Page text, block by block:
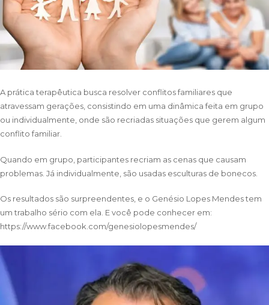
A prática terapêutica busca resolver conflitos familiares que
atravessam gerações, consistindo em uma dinâmica feita em grupo
ou individualmente, onde são recriadas situações que gerem algum
conflito familiar.
Quando em grupo, participantes recriam as cenas que causam
problemas. Já individualmente, são usadas esculturas de bonecos.
Os resultados são surpreendentes, e o Genésio Lopes Mendes tem
um trabalho sério com ela. E você pode conhecer em:
https://www.facebook.com/genesiolopesmendes/